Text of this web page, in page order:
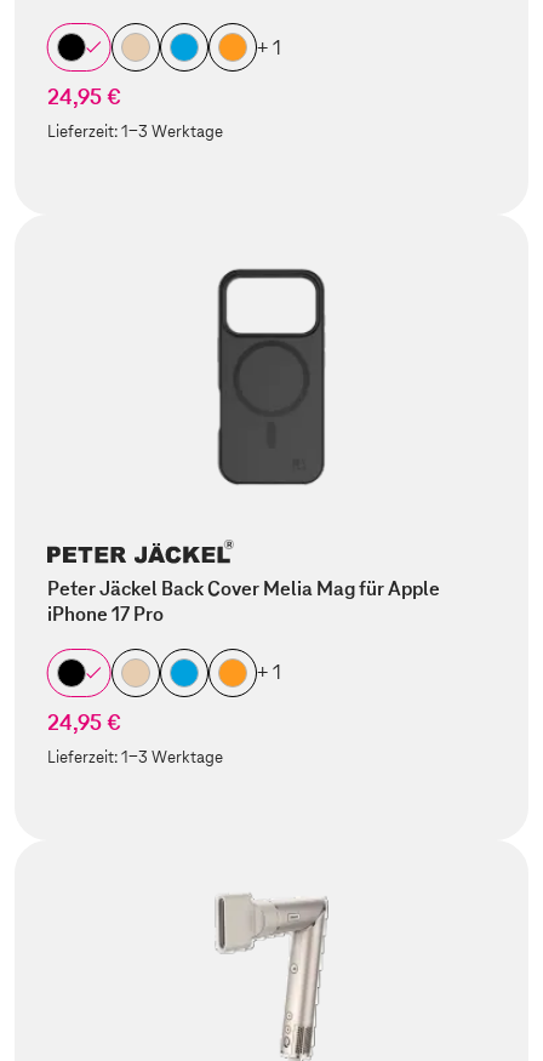
+ 1
24,95 €
Lieferzeit:1-3 Werktage
Peter Jäckel Back Cover Melia Mag für Apple
iPhone 17 Pro
+ 1
24,95 €
Lieferzeit:1-3 Werktage